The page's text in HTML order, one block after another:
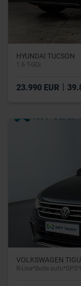
HYUNDAI TUCSON
1.6 T-GDi
23.990 EUR |
VOLKSWAGEN
R-Line*Boite